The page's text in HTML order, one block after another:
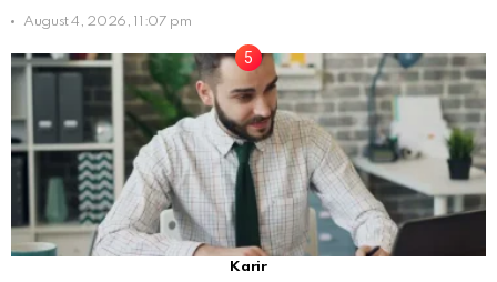
August 4, 2026, 11:07 pm
Karir